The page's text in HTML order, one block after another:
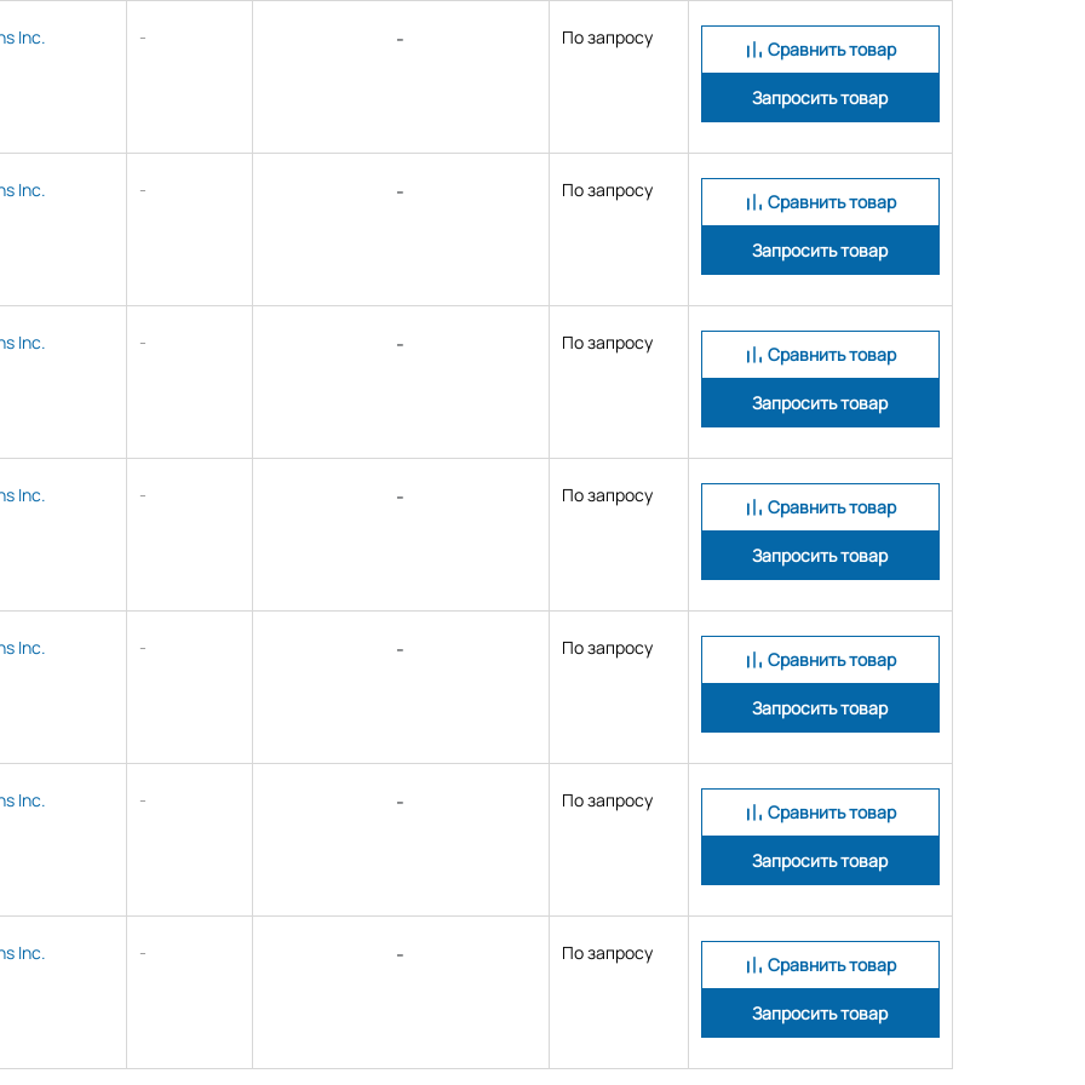
Inc. - - По запросу
Сравнить товар
Запросить товар
Inc. - - По запросу
Сравнить товар
Запросить товар
Inc. - - По запросу
Сравнить товар
Запросить товар
Inc. - - По запросу
Сравнить товар
Запросить товар
Inc. - - По запросу
Сравнить товар
Запросить товар
Inc. - - По запросу
Сравнить товар
Запросить товар
Inc. - - По запросу
Сравнить товар
Запросить товар